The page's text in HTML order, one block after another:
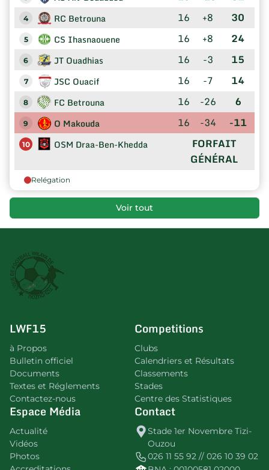
4 RC Betrouna 16 +8 30
5 CS Ihasnaouene 16 +8 24
6 JT Ouadhias 16 -3 15
7 JSC Ouacif 16 -7 14
8 FC Betrouna 16 -26 6
9 O Makouda 16 -34 -11
10 OSM Draa-Ben-Khedda
FORFAIT
GÉNÉRAL
Relégation
Voir tout
LWF15
à Propos
Bulletin officiel
Documents
Textes et Réglements
Contactez-nous
Competitions
Clubs
Calendriers et Résultats
Classements
Stades
Centre des Statistiques
Espace Média
Actualité
Vidéos
Photos
Contact
Stade 1er Novembre Tizi-
Ouzou
026 11 55 92 // 026 10 39 02